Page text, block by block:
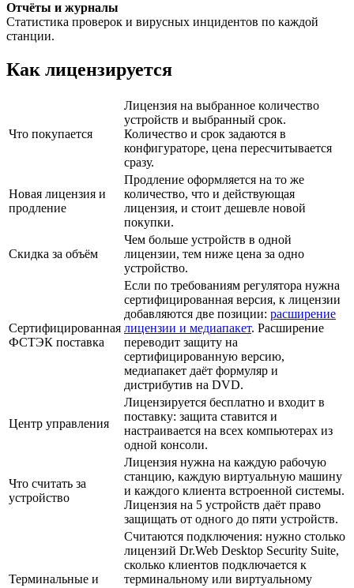
Отчёты и журналы
Статистика проверок и вирусных инцидентов по каждой
станции.
Как лицензируется
Что покупается
Лицензия на выбранное количество
устройств и выбранный срок.
Количество и срок задаются в
конфигураторе, цена пересчитывается
сразу.
Новая лицензия и
продление
Продление оформляется на то же
количество, что и действующая
лицензия, и стоит дешевле новой
покупки.
Скидка за объём
Чем больше устройств в одной
лицензии, тем ниже цена за одно
устройство.
Сертифицированная
ФСТЭК поставка
Если по требованиям регулятора нужна
сертифицированная версия, к лицензии
добавляются две позиции: расширение
лицензии и медиапакет. Расширение
переводит защиту на
сертифицированную версию,
медиапакет даёт формуляр и
дистрибутив на DVD.
Центр управления
Лицензируется бесплатно и входит в
поставку: защита ставится и
настраивается на всех компьютерах из
одной консоли.
Что считать за
устройство
Лицензия нужна на каждую рабочую
станцию, каждую виртуальную машину
и каждого клиента встроенной системы.
Лицензия на 5 устройств даёт право
защищать от одного до пяти устройств.
Терминальные и
Считаются подключения: нужно столько
лицензий Dr.Web Desktop Security Suite,
сколько клиентов подключается к
терминальному или виртуальному